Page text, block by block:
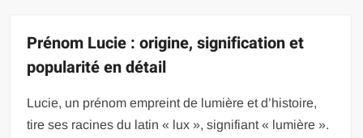
Prénom Lucie : origine, signification et
popularité en détail
Lucie, un prénom empreint de lumière et d’histoire,
tire ses racines du latin « lux », signifiant « lumière ».